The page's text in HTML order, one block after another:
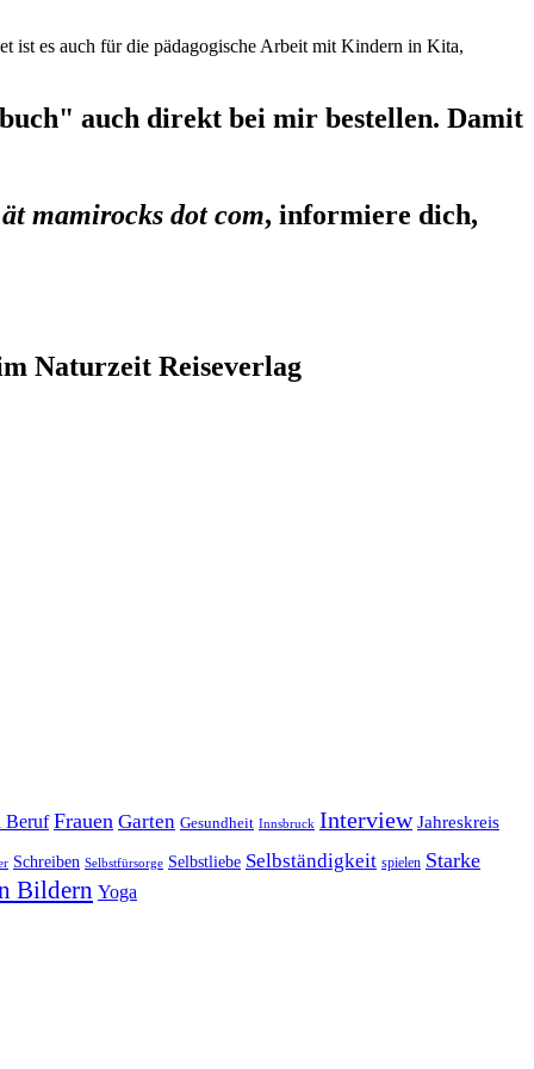
ist es auch für die pädagogische Arbeit mit Kindern in Kita,
auch direkt bei mir bestellen. Damit
mamirocks dot com, informiere dich,
Naturzeit Reiseverlag
Beruf Frauen Garten Gesundheit Innsbruck Interview Jahreskreis
Schreiben Selbstfürsorge Selbstliebe Selbständigkeit spielen Starke
Bildern Yoga